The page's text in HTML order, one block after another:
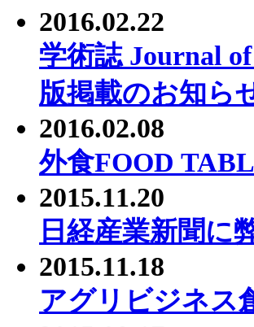
2016.02.22
学術誌 Journal
版掲載のお知ら
2016.02.08
外食FOOD
2015.11.20
日経産業新聞に
2015.11.18
アグリビジネス